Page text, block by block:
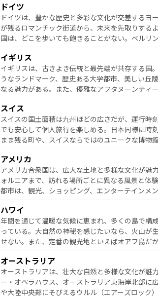
無形文化遺産にも登録されている。シャンパンの
いラベンダー畑など、多彩な楽しみ方が可能だ。
り、どの街角にも豊かな歴史と文化が息づいてい
ドイツ
ドイツは、豊かな歴史と多彩な文化が交差するヨ
が残るロマンチック街道から、未来を先取りする
国は、どこを歩いても飽きることがない。ベルリ
ら地元の人と過ごす楽しい時間は、お酒好きな人にはぜひ体
イツ情報はコンテンツ一覧を参照してほしい。
イギリス
イギリスは、古きよき伝統と最先端が共存する国
うなランドマーク、歴史ある大学都市、美しい丘
なる魅力がある。また、優雅なアフタヌーンティ
お、新着のイギリス情報は
スイス
スイスの国土面積は九州ほどの広さだが、運行時
でも安心して個人旅行を楽しめる。日本同様に時
まま残る町や、スイスならではのユニークな博物
ービスもあり、うまく活用すれば市内交通費無料で観光
のスイス情報はコンテンツ一覧 を参照してほしい。
アメリカ
アメリカ合衆国は、広大な土地と多様な文化が魅
ォルニアまで、訪れる場所ごとに異なる風景と体
都市は、観光、ショッピング、エンターテインメ
絶景が堪能できる。さらに、南部のニューオーリ
が魅力。旅行者はアメリカの各地域で異なる魅力
感じることができるだろう。車でのロードトリッ
旅のスタイルだ。 なお、新着のアメリカ情報はコ
ハワイ
年間を通じて温暖な気候に恵まれ、多くの島で構
っている。大自然の神秘を感じたいなら、火山が
せない。また、定番の観光地といえばオアフ島だ
る。「アロハスピリット」と呼ばれるおもてなし
人々、おいしいローカルフードやハワイアンミュ
がハワイの魅力を彩っている。訪れるたびに新し
味わってほしい。 なお、新着のハワイ情報はコン
オーストラリア
オーストラリアは、壮大な自然と多様な文化が魅
ー・オペラハウス、オーストラリア東海岸北部に
や大陸中央部にそびえるウルル（エアーズロック